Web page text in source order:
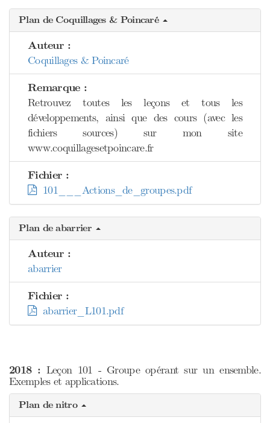
Plan de Coquillages & Poincaré
Auteur :
Coquillages & Poincaré
Remarque :
Retrouvez toutes les leçons et tous les
développements, ainsi que des cours (avec les
fichiers sources) sur mon site
www.coquillagesetpoincare.fr
Fichier :
101___Actions_de_groupes.pdf
Plan de abarrier
Auteur :
abarrier
Fichier :
abarrier_L101.pdf
2018 : Leçon 101 - Groupe opérant sur un ensemble.
Exemples et applications.
Plan de nitro